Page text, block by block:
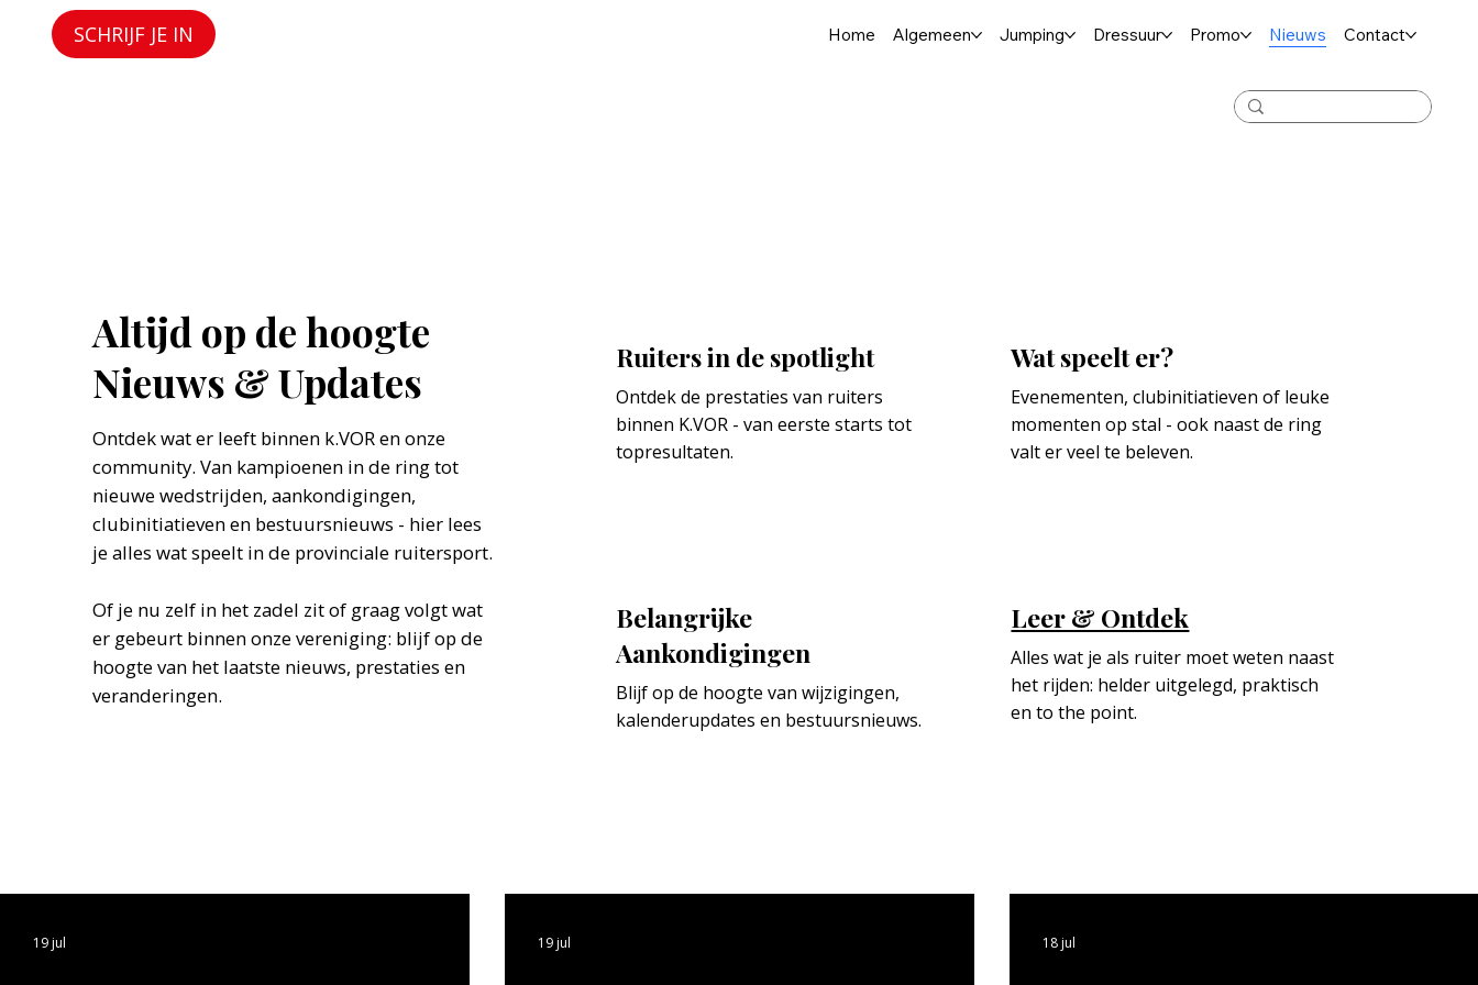
SCHRIJF JE IN Home Algemeen Jumping Dressuur Promo Nieuws Contact
Altijd op de hoogte
Nieuws & Updates
Ontdek wat er leeft binnen k.VOR en onze
community. Van kampioenen in de ring tot
nieuwe wedstrijden, aankondigingen,
clubinitiatieven en bestuursnieuws - hier lees
je alles wat speelt in de provinciale ruitersport.
Of je nu zelf in het zadel zit of graag volgt wat
er gebeurt binnen onze vereniging: blijf op de
hoogte van het laatste nieuws, prestaties en
veranderingen.
Ruiters in de spotlight
Ontdek de prestaties van ruiters
binnen K.VOR - van eerste starts tot
topresultaten.
Wat speelt er?
Evenementen, clubinitiatieven of leuke
momenten op stal - ook naast de ring
valt er veel te beleven.
Belangrijke
Aankondigingen
Blijf op de hoogte van wijzigingen,
kalenderupdates en bestuursnieuws.
Leer & Ontdek
Alles wat je als ruiter moet weten naast
het rijden: helder uitgelegd, praktisch
en to the point.
19 jul 19 jul 18 jul